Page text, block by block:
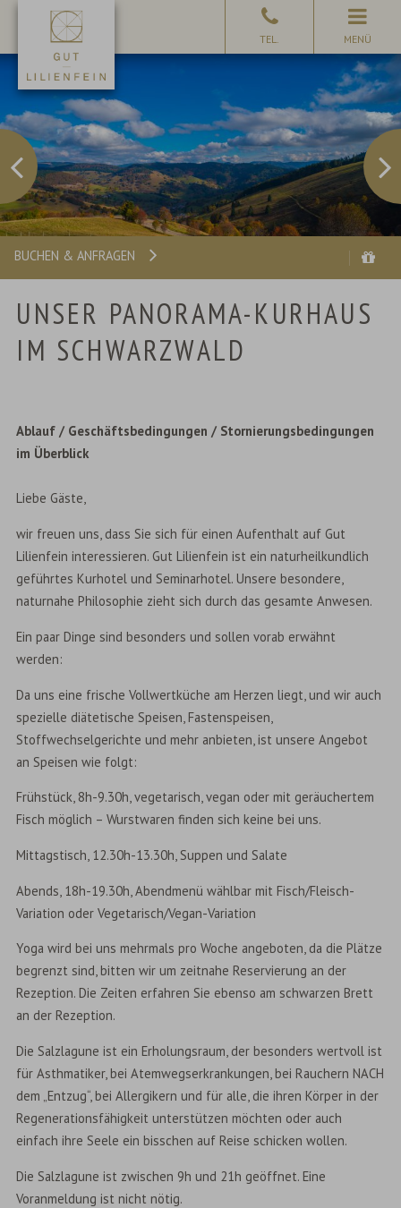
MENÜ
BUCHEN & ANFRAGEN
UNSER PANORAMA-KURHAUS
IM SCHWARZWALD
Ablauf / Geschäftsbedingungen / Stornierungsbedingungen
im Überblick
Liebe Gäste,
wir freuen uns, dass Sie sich für einen Aufenthalt auf Gut
Lilienfein interessieren. Gut Lilienfein ist ein naturheilkundlich
geführtes Kurhotel und Seminarhotel. Unsere besondere,
naturnahe Philosophie zieht sich durch das gesamte Anwesen.
Ein paar Dinge sind besonders und sollen vorab erwähnt
werden:
Da uns eine frische Vollwertküche am Herzen liegt, und wir auch
spezielle diätetische Speisen, Fastenspeisen,
Stoffwechselgerichte und mehr anbieten, ist unsere Angebot
an Speisen wie folgt:
Frühstück, 8h-9.30h, vegetarisch, vegan oder mit geräuchertem
Fisch möglich – Wurstwaren finden sich keine bei uns.
Mittagstisch, 12.30h-13.30h, Suppen und Salate
Abends, 18h-19.30h, Abendmenü wählbar mit Fisch/Fleisch-
Variation oder Vegetarisch/Vegan-Variation
Yoga wird bei uns mehrmals pro Woche angeboten, da die Plätze
begrenzt sind, bitten wir um zeitnahe Reservierung an der
Rezeption. Die Zeiten erfahren Sie ebenso am schwarzen Brett
an der Rezeption.
Die Salzlagune ist ein Erholungsraum, der besonders wertvoll ist
für Asthmatiker, bei Atemwegserkrankungen, bei Rauchern NACH
dem „Entzug“, bei Allergikern und für alle, die ihren Körper in der
Regenerationsfähigkeit unterstützen möchten oder auch
einfach ihre Seele ein bisschen auf Reise schicken wollen.
Die Salzlagune ist zwischen 9h und 21h geöffnet. Eine
Voranmeldung ist nicht nötig.